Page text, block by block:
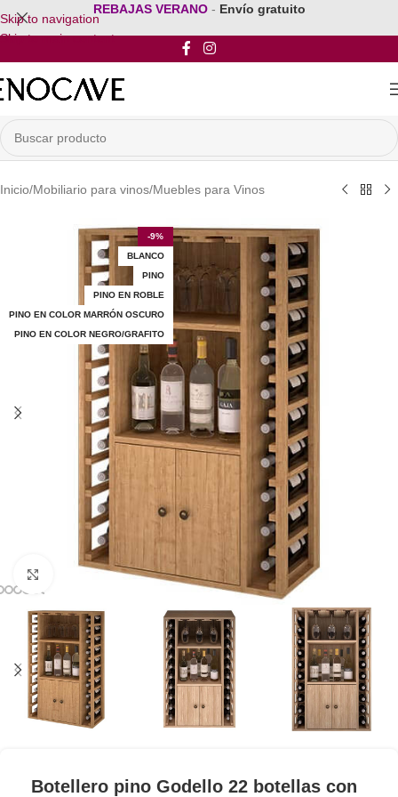
Skip to navigation
Skip to main content
REBAJAS VERANO - Envío gratuito
Inicio/Mobiliario para vinos/Muebles para Vinos
-9%
BLANCO
PINO
PINO EN ROBLE
PINO EN COLOR MARRÓN OSCURO
PINO EN COLOR NEGRO/GRAFITO
Clic para ampliar
Botellero pino Godello 22 botellas con